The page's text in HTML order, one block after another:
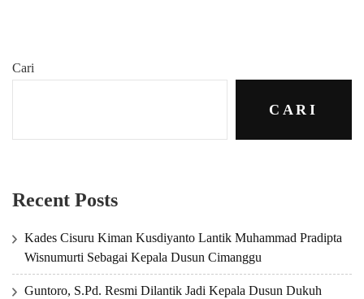
Cari
CARI
Recent Posts
Kades Cisuru Kiman Kusdiyanto Lantik Muhammad Pradipta
Wisnumurti Sebagai Kepala Dusun Cimanggu
Guntoro, S.Pd. Resmi Dilantik Jadi Kepala Dusun Dukuh